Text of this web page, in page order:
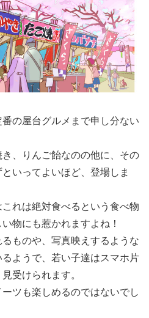
の屋台グルメまで申し分ない
、りんご飴なのの他に、その
いってよいほど、登場しま
れは絶対食べるという食べ物
物にも惹かれますよね！
ものや、写真映えするような
ようで、若い子達はスマホ片
受けられます。
ツも楽しめるのではないでし